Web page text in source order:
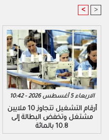
< >
الاربعاء 5 أغسطس 2026 - 10:42
أرقام التشغيل تتجاوز 10 ملايين
مشتغل وتخفض البطالة إلى
10.8 بالمائة